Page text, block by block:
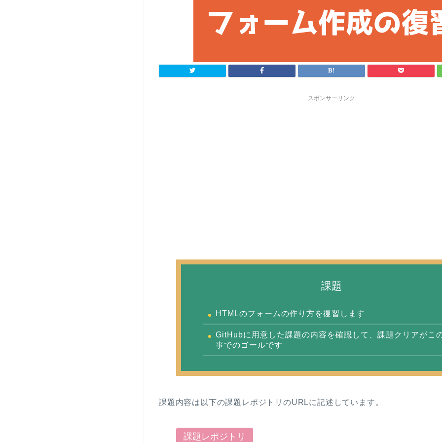
スポンサーリンク
課題
HTMLのフォームの作り方を復習します
GitHubに用意した課題の内容を確認して、課題クリアがこ
事でのゴールです
課題内容は以下の課題レポジトリのURLに記述しています。
課題レポジトリ